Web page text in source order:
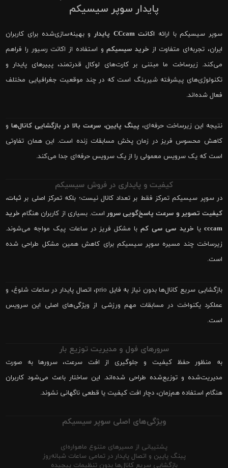
پایدار سوپر سیسیکم
سوپر سیسیکم با ارائه اکانت CCcam پایدار
و بهینه‌سازی‌شده برای کاربران
ایران، تجربه‌ای متفاوت از خرید سیسیکمو استفاده از اکانت رسیور را فراهم
می‌کند. زیرساخت ما مبتنی بر کارت‌های لوکال قدرتمند، پییرهای پایدار و
تکنولوژی‌های پیشرفته شیرینگ است که در چند موقعیت جغرافیایی مختلف
فعال شده‌اند.
نتیجه این زیرساخت حرفه‌ای، پینگ پایین، سرعت بالا در بازگشایی کانال‌هاو
کاهش محسوس فریز در زمان پخش مسابقات زنده است. این همان تفاوتی
است که یک سرویس معمولی را از یک سرویس حرفه‌ای جدا می‌کند.
کیفیت و پایداری در فروش سیسیکم
در سوپر سیسیکم تمرکز فقط بر تعداد کانال نیست؛ بلکه تمرکز اصلی بر ثبات،
کیفیت تصویر و سرعت پاسخ‌گویی سروراست. بسیاری از کاربران هنگام خرید
cccam یا خرید سی سی کمبا مشکل فریز در ساعات پیک مواجه می‌شوند.
زیرساخت چند مسیره سوپر سیسیکم برای کاهش همین مشکل طراحی شده
است.
بازگشایی سریع کانال‌ها بدون نیاز به فایل prio، اتصال پایدار در ساعات شلوغ، و
عملکرد یکنواخت در مسابقات مهم ورزشی از ویژگی‌های اصلی این سرویس
است.
سرورهای فول و مدیریت توزیع بار
به منظور حفظ کیفیت و جلوگیری از افت سرعت، سرورها به صورت
مدیریت‌شده و توزیع‌شده طراحی شده‌اند. این ساختار باعث می‌شود کاربران
هنگام استفاده هم‌زمان، دچار افت کیفیت یا قطعی ناگهانی نشوند.
ویژگی‌های اصلی سوپر سیسیکم
پشتیبانی از مسیرهای متنوع ماهواره‌ای
پینگ پایین و اتصال پایدار در تمامی ساعات شبانه‌روز
بازگشایی سریع کانال‌ها بدون تنظیمات پیچیده